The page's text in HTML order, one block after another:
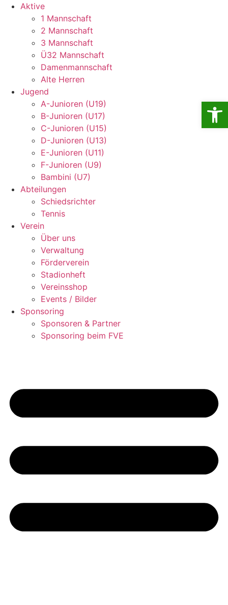
Aktive
1 Mannschaft
2 Mannschaft
3 Mannschaft
Ü32 Mannschaft
Damenmannschaft
Alte Herren
Jugend
A-Junioren (U19)
B-Junioren (U17)
C-Junioren (U15)
D-Junioren (U13)
E-Junioren (U11)
F-Junioren (U9)
Bambini (U7)
Abteilungen
Schiedsrichter
Tennis
Verein
Über uns
Verwaltung
Förderverein
Stadionheft
Vereinsshop
Events / Bilder
Sponsoring
Sponsoren & Partner
Sponsoring beim FVE